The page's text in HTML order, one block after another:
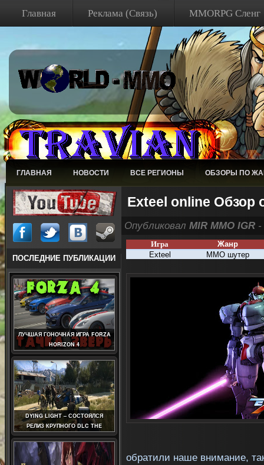
Главная Реклама (Связь) MMORPG Сленг
ГЛАВНАЯ НОВОСТИ ВСЕ РЕГИОНЫ ОБЗОРЫ ПО
ПОСЛЕДНИЕ ПУБЛИКАЦИИ
ЛУЧШАЯ ГОНОЧНАЯ ИГРА FORZA
HORIZON 4
DYING LIGHT – СОСТОЯЛСЯ
РЕЛИЗ КРУПНОГО DLC THE
FOLLOWING
Exteel online Обзор
Опубликовал MIR MMO IGR -
Игра
Жанр
Exteel
MMO шутер
обратили наше внимание,